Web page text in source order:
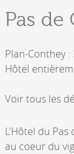
Pas de
Plan-Conthey
Hôtel
Voir tous les
L'Hôtel du Pas
au coeur du